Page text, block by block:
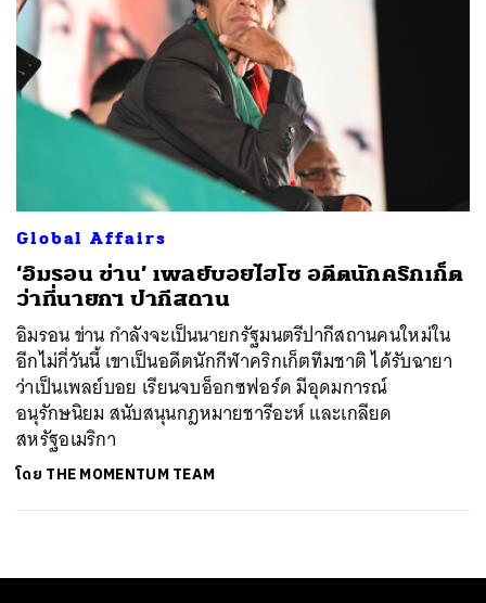
Global Affairs
‘อิมรอน ข่าน’ เพลย์บอยไฮโซ อดีตนักคริกเก็ต
ว่าที่นายกฯ ปากีสถาน
อิมรอน ข่าน กำลังจะเป็นนายกรัฐมนตรีปากีสถานคนใหม่ใน
อีกไม่กี่วันนี้ เขาเป็นอดีตนักกีฬาคริกเก็ตทีมชาติ ได้รับฉายา
ว่าเป็นเพลย์บอย เรียนจบอ็อกซฟอร์ด มีอุดมการณ์
อนุรักษนิยม สนับสนุนกฎหมายชารีอะห์ และเกลียด
สหรัฐอเมริกา
โดย THE MOMENTUM TEAM
SHARE TWEET LINE EMAIL